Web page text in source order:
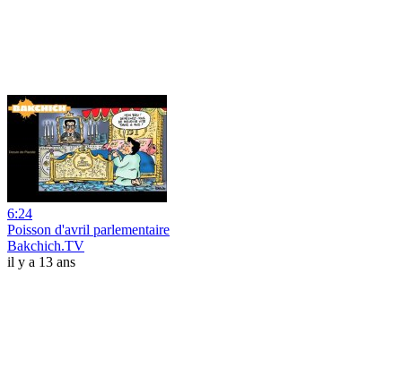
6:24
Poisson d'avril parlementaire
Bakchich.TV
il y a 13 ans